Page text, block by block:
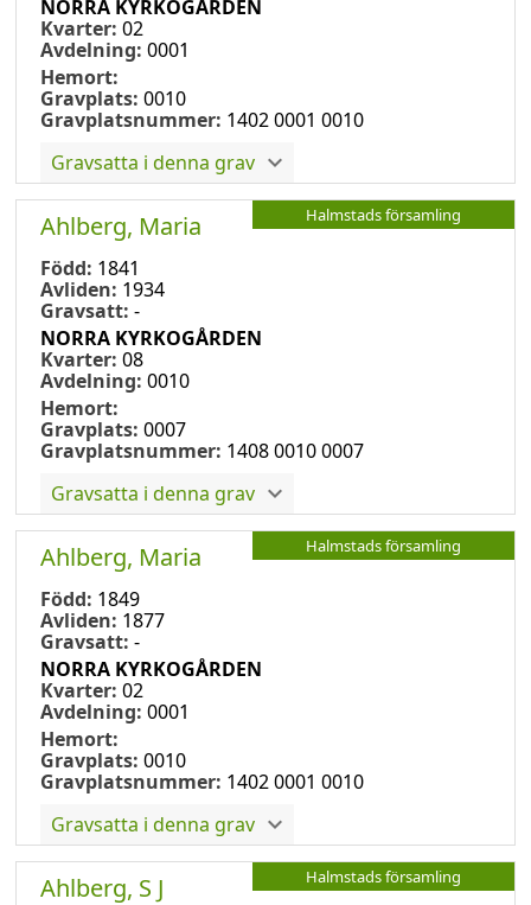
NORRA KYRKOGÅRDEN
Kvarter: 02
Avdelning: 0001
Hemort:
Gravplats: 0010
Gravplatsnummer: 1402 0001 0010
Gravsatta i denna grav
Halmstads församling
Ahlberg, Maria
Född: 1841
Avliden: 1934
Gravsatt: -
NORRA KYRKOGÅRDEN
Kvarter: 08
Avdelning: 0010
Hemort:
Gravplats: 0007
Gravplatsnummer: 1408 0010 0007
Gravsatta i denna grav
Halmstads församling
Ahlberg, Maria
Född: 1849
Avliden: 1877
Gravsatt: -
NORRA KYRKOGÅRDEN
Kvarter: 02
Avdelning: 0001
Hemort:
Gravplats: 0010
Gravplatsnummer: 1402 0001 0010
Gravsatta i denna grav
Halmstads församling
Ahlberg, S J